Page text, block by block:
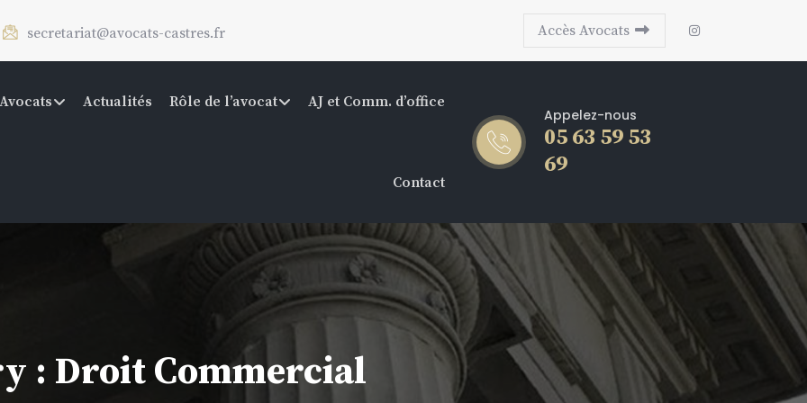
secretariat@avocats-castres.fr Accès Avocats
Avocats Actualités Rôle de l’avocat AJ et Comm. d’office
Contact
Appelez-nous
05 63 59 53
69
: Droit Commercial